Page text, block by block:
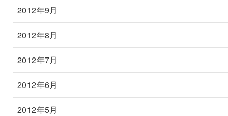
2012年9月
2012年8月
2012年7月
2012年6月
2012年5月